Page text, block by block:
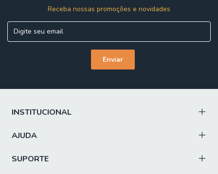
tudo o que precisa.
Na Esplanada Móveis, você encontra tudo para deixar
seu escritório com a sua cara, com móveis da melhor
qualidade e entrega super rápida. Confira já!
Receba nossas promoções e novidades
INSTITUCIONAL
AJUDA
SUPORTE